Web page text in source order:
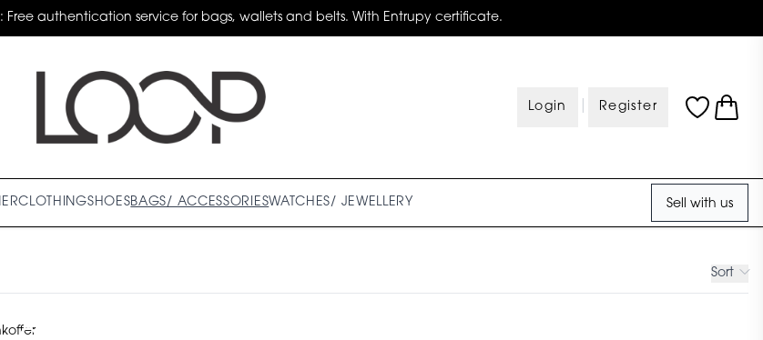
Free authentication service for bags, wallets and belts. With Entrupy certificate.
Login Register
CLOTHINGSHOESBAGS/ ACCESSORIESWATCHES/ JEWELLERY Sell with us
Sort